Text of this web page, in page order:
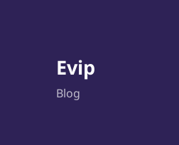
Evip
Blog